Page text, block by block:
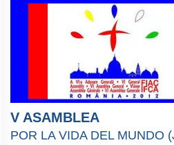
V ASAMBLEA
POR LA VIDA DEL MUNDO